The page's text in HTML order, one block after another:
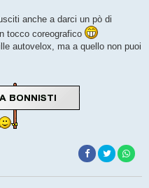
anche a darci un pò di
tocco coreografico
autovelox, ma a quello non puoi